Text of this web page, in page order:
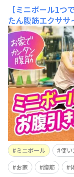
【ミニボール1
たん腹筋エクササ
ルネサンス公式
を更新しまし
OK！】たるみが
イズ3種 という
ミニボール 使い
お家
腹筋